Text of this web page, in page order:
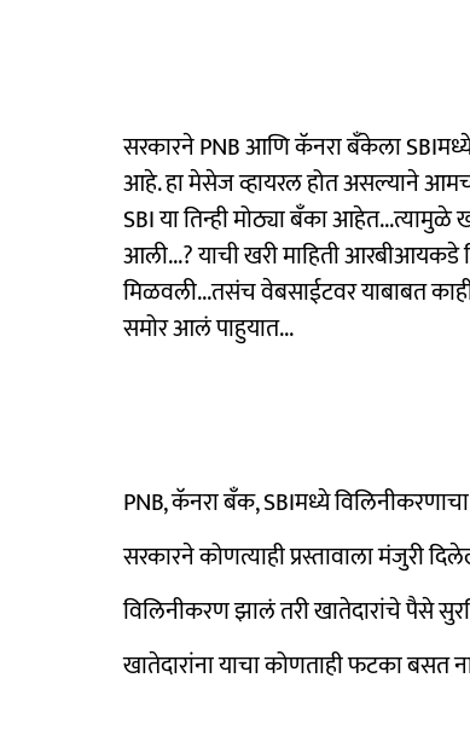
सरकारने PNB आणि कॅनरा बँकेला
आहे. हा मेसेज व्हायरल होत असल्याने
SBI या तिन्ही मोठ्या बँका
आली...? याची खरी माहिती
मिळवली...तसंच वेबसाईटवर याबाबत
समोर आलं पाहुयात...
PNB, कॅनरा बँक, SBIमध्ये विलिनीकरणाचा
सरकारने कोणत्याही प्रस्तावाला मंजुरी
विलिनीकरण झालं तरी खातेदारांचे पैसे
खातेदारांना याचा कोणताही फटका बसत